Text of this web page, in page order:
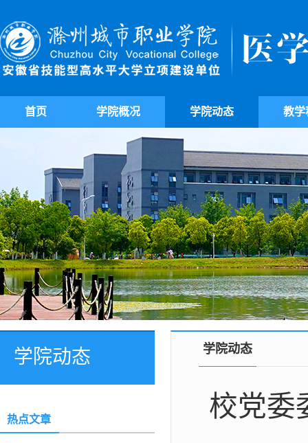
首页 学院概况 学院动态 教学
学院动态
热点文章
学院动态
校党委